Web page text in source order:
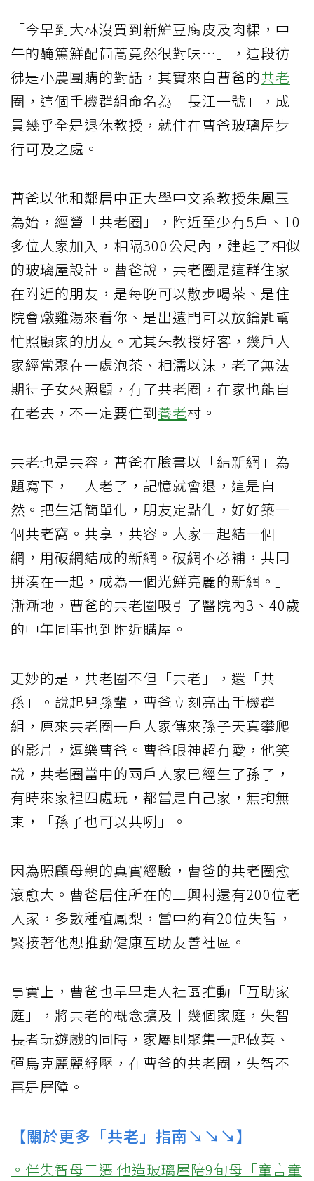
「今早到大林沒買到新鮮豆腐皮及肉粿，中
午的醃篤鮮配茼蒿竟然很對味…」，這段彷
彿是小農團購的對話，其實來自曹爸的共老
圈，這個手機群組命名為「長江一號」，成
員幾乎全是退休教授，就住在曹爸玻璃屋步
行可及之處。
曹爸以他和鄰居中正大學中文系教授朱鳳玉
為始，經營「共老圈」，附近至少有5戶、10
多位人家加入，相隔300公尺內，建起了相似
的玻璃屋設計。曹爸說，共老圈是這群住家
在附近的朋友，是每晚可以散步喝茶、是住
院會燉雞湯來看你、是出遠門可以放鑰匙幫
忙照顧家的朋友。尤其朱教授好客，幾戶人
家經常聚在一處泡茶、相濡以沫，老了無法
期待子女來照顧，有了共老圈，在家也能自
在老去，不一定要住到養老村。
共老也是共容，曹爸在臉書以「結新網」為
題寫下，「人老了，記憶就會退，這是自
然。把生活簡單化，朋友定點化，好好築一
個共老窩。共享，共容。大家一起結一個
網，用破網結成的新網。破網不必補，共同
拼湊在一起，成為一個光鮮亮麗的新網。」
漸漸地，曹爸的共老圈吸引了醫院內3、40歲
的中年同事也到附近購屋。
更妙的是，共老圈不但「共老」，還「共
孫」。說起兒孫輩，曹爸立刻亮出手機群
組，原來共老圈一戶人家傳來孫子天真攀爬
的影片，逗樂曹爸。曹爸眼神超有愛，他笑
說，共老圈當中的兩戶人家已經生了孫子，
有時來家裡四處玩，都當是自己家，無拘無
束，「孫子也可以共咧」。
因為照顧母親的真實經驗，曹爸的共老圈愈
滾愈大。曹爸居住所在的三興村還有200位老
人家，多數種植鳳梨，當中約有20位失智，
緊接著他想推動健康互助友善社區。
事實上，曹爸也早早走入社區推動「互助家
庭」，將共老的概念擴及十幾個家庭，失智
長者玩遊戲的同時，家屬則聚集一起做菜、
彈烏克麗麗紓壓，在曹爸的共老圈，失智不
再是屏障。
【關於更多「共老」指南↘↘↘】
。伴失智母三遷 他造玻璃屋陪9旬母「童言童